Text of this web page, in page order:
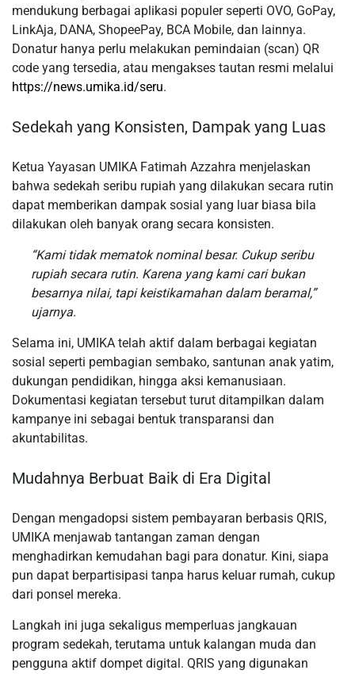
mendukung berbagai aplikasi populer seperti OVO, GoPay,
LinkAja, DANA, ShopeePay, BCA Mobile, dan lainnya.
Donatur hanya perlu melakukan pemindaian (scan) QR
code yang tersedia, atau mengakses tautan resmi melalui
https://news.umika.id/seru.
Sedekah yang Konsisten, Dampak yang Luas
Ketua Yayasan UMIKA Fatimah Azzahra menjelaskan
bahwa sedekah seribu rupiah yang dilakukan secara rutin
dapat memberikan dampak sosial yang luar biasa bila
dilakukan oleh banyak orang secara konsisten.
“Kami tidak mematok nominal besar. Cukup seribu
rupiah secara rutin. Karena yang kami cari bukan
besarnya nilai, tapi keistikamahan dalam beramal,”
ujarnya.
Selama ini, UMIKA telah aktif dalam berbagai kegiatan
sosial seperti pembagian sembako, santunan anak yatim,
dukungan pendidikan, hingga aksi kemanusiaan.
Dokumentasi kegiatan tersebut turut ditampilkan dalam
kampanye ini sebagai bentuk transparansi dan
akuntabilitas.
Mudahnya Berbuat Baik di Era Digital
Dengan mengadopsi sistem pembayaran berbasis QRIS,
UMIKA menjawab tantangan zaman dengan
menghadirkan kemudahan bagi para donatur. Kini, siapa
pun dapat berpartisipasi tanpa harus keluar rumah, cukup
dari ponsel mereka.
Langkah ini juga sekaligus memperluas jangkauan
program sedekah, terutama untuk kalangan muda dan
pengguna aktif dompet digital. QRIS yang digunakan